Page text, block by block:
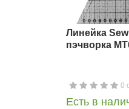
Линейка
пэчворка
0
Есть в